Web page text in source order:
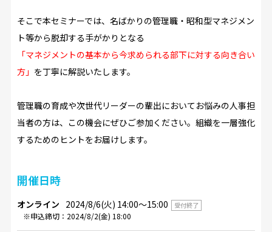
そこで本セミナーでは、 名ばかりの管理職・昭和型マネジメン
ト等から脱却する手がかりとなる
「マネジメントの基本から今求められる部下に対する向き合い
方」 を丁寧に解説いたします。
管理職の育成や次世代リーダーの輩出においてお悩みの人事担
当者の方は、この機会にぜひご参加ください。組織を一層強化
するためのヒントをお届けします。
開催日時
オンライン 2024/8/6(火) 14:00〜15:00 受付終了
※申込締切：2024/8/2(金) 18:00